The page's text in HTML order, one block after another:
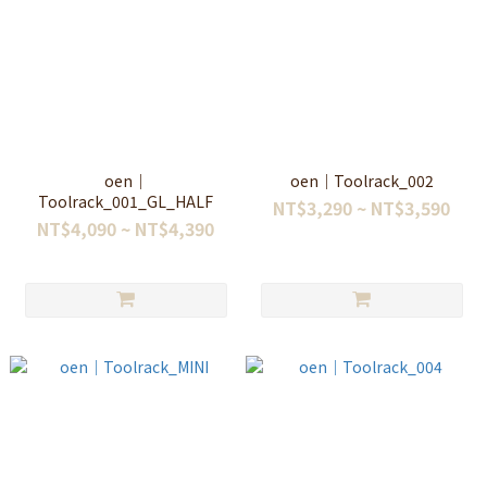
oen｜
Toolrack_001_GL_HALF
NT$4,090 ~ NT$4,390
oen｜Toolrack_002
NT$3,290 ~ NT$3,590